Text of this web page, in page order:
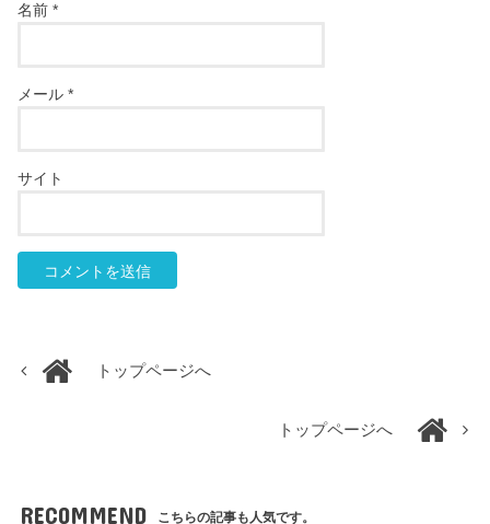
名前*
メール*
サイト
トップページへ
トップページへ
RECOMMEND こちらの記事も人気です。